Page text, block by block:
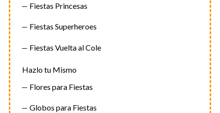
Fiestas Princesas
Fiestas Superheroes
Fiestas Vuelta al Cole
Hazlo tu Mismo
Flores para Fiestas
Globos para Fiestas